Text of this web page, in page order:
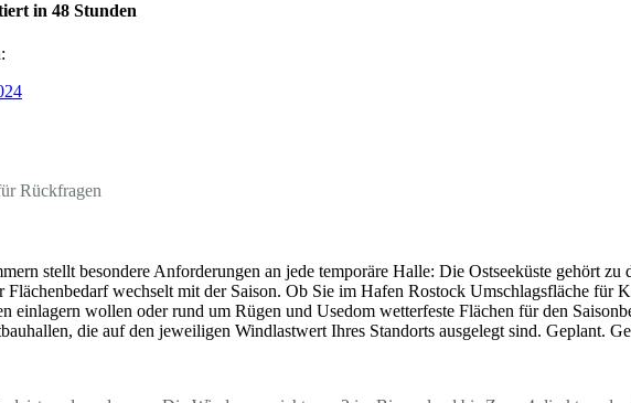
in 48 Stunden
Rückfragen
stellt besondere Anforderungen an jede temporäre Halle: Die Ostseeküste gehört zu
Flächenbedarf wechselt mit der Saison. Ob Sie im Hafen Rostock Umschlagsfläche für
einlagern wollen oder rund um Rügen und Usedom wetterfeste Flächen für den
die auf den jeweiligen Windlastwert Ihres Standorts ausgelegt sind. Geplant.